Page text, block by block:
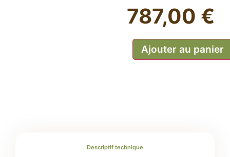
787,00 €
Ajouter au panier
Descriptif technique